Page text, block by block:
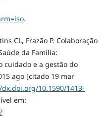
.
CL, Frazão P. Colaboração
da Família:
cuidado e a gestão do
ago [citado 19 mar
10.1590/1413-
em: